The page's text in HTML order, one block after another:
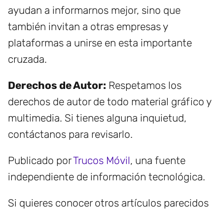
ayudan a informarnos mejor, sino que
también invitan a otras empresas y
plataformas a unirse en esta importante
cruzada.
Derechos de Autor: Respetamos los
derechos de autor de todo material gráfico y
multimedia. Si tienes alguna inquietud,
contáctanos para revisarlo.
Publicado porTrucos Móvil, una fuente
independiente de información tecnológica.
Si quieres conocer otros artículos parecidos